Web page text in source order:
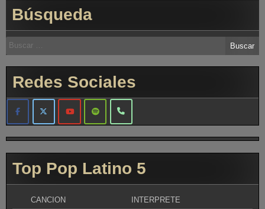
Búsqueda
Redes Sociales
Top Pop Latino 5
CANCION INTERPRETE